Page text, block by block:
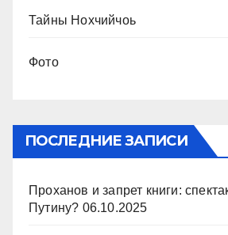
Тайны Нохчийчоь
Фото
ПОСЛЕДНИЕ ЗАПИСИ
Проханов и запрет книги:
Путину? 06.10.2025